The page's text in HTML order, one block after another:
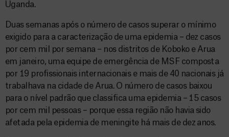
Uganda.
Duas semanas após o número de casos superar o mínimo
exigido para a caracterização de uma epidemia – dez casos
por cem mil por semana – nos distritos de Koboko e Arua
em janeiro, uma equipe de emergência de MSF composta
por 19 profissionais internacionais e mais de 40 nacionais já
trabalhava na cidade de Arua. O número de casos baixou
para o nível padrão que classifica uma epidemia – 15 casos
por cem mil pessoas – porque essa região não havia sido
afetada pela epidemia de meningite há mais de dez anos.